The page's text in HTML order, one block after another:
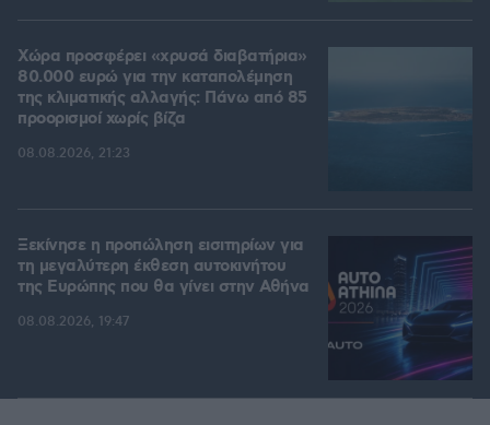
Χώρα προσφέρει «χρυσά διαβατήρια»
80.000 ευρώ για την καταπολέμηση
της κλιματικής αλλαγής: Πάνω από 85
προορισμοί χωρίς βίζα
08.08.2026, 21:23
Ξεκίνησε η προπώληση εισιτηρίων για
τη μεγαλύτερη έκθεση αυτοκινήτου
της Ευρώπης που θα γίνει στην Αθήνα
08.08.2026, 19:47